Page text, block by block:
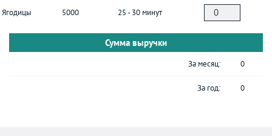
Ягодицы 5000 25 - 30 минут
Сумма выручки
За месяц: 0
За год: 0